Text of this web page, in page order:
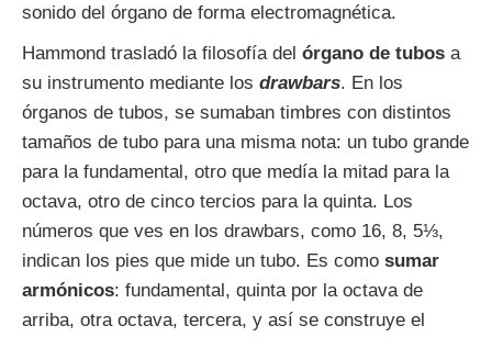
sonido del órgano de forma electromagnética.
Hammond trasladó la filosofía del órgano de tubos a
su instrumento mediante los drawbars. En los
órganos de tubos, se sumaban timbres con distintos
tamaños de tubo para una misma nota: un tubo grande
para la fundamental, otro que medía la mitad para la
octava, otro de cinco tercios para la quinta. Los
números que ves en los drawbars, como 16, 8, 5⅓,
indican los pies que mide un tubo. Es como sumar
armónicos: fundamental, quinta por la octava de
arriba, otra octava, tercera, y así se construye el